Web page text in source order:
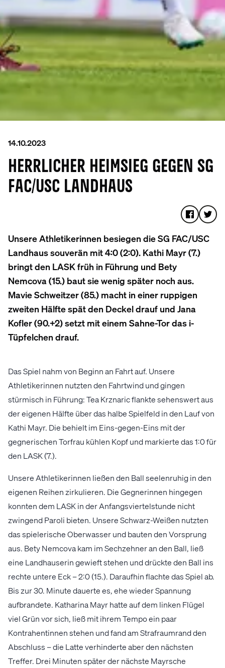
14.10.2023
HERRLICHER HEIMSIEG GEGEN SG
FAC/USC LANDHAUS
Unsere Athletikerinnen besiegen die SG FAC/USC
Landhaus souverän mit 4:0 (2:0). Kathi Mayr (7.)
bringt den LASK früh in Führung und Bety
Nemcova (15.) baut sie wenig später noch aus.
Mavie Schweitzer (85.) macht in einer ruppigen
zweiten Hälfte spät den Deckel drauf und Jana
Kofler (90.+2) setzt mit einem Sahne-Tor das i-
Tüpfelchen drauf.
Das Spiel nahm von Beginn an Fahrt auf. Unsere
Athletikerinnen nutzten den Fahrtwind und gingen
stürmisch in Führung: Tea Krznaric flankte sehenswert aus
der eigenen Hälfte über das halbe Spielfeld in den Lauf von
Kathi Mayr. Die behielt im Eins-gegen-Eins mit der
gegnerischen Torfrau kühlen Kopf und markierte das 1:0 für
den LASK (7.).
Unsere Athletikerinnen ließen den Ball seelenruhig in den
eigenen Reihen zirkulieren. Die Gegnerinnen hingegen
konnten dem LASK in der Anfangsviertelstunde nicht
zwingend Paroli bieten. Unsere Schwarz-Weißen nutzten
das spielerische Oberwasser und bauten den Vorsprung
aus. Bety Nemcova kam im Sechzehner an den Ball, ließ
eine Landhauserin gewieft stehen und drückte den Ball ins
rechte untere Eck – 2:0 (15.). Daraufhin flachte das Spiel ab.
Bis zur 30. Minute dauerte es, ehe wieder Spannung
aufbrandete. Katharina Mayr hatte auf dem linken Flügel
viel Grün vor sich, ließ mit ihrem Tempo ein paar
Kontrahentinnen stehen und fand am Strafraumrand den
Abschluss – die Latte verhinderte aber den nächsten
Treffer. Drei Minuten später der nächste Mayrsche